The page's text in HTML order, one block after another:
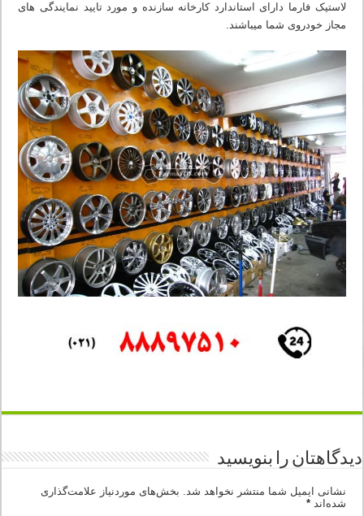
لاستیک فارما دارای استاندارد کارخانه سازنده و مورد تایید نمایندگی های
مجاز خودروی شما میباشند.
دیدگاهتان را بنویسید
نشانی ایمیل شما منتشر نخواهد شد.
بخش‌های موردنیاز علامت‌گذاری
شده‌اند*